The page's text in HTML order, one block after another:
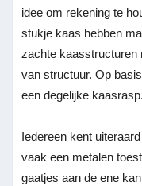
idee om rekening te
stukje kaas hebben
zachte kaasstructuren
van structuur. Op
een degelijke kaasrasp.
Iedereen kent
vaak een metalen
gaatjes aan de ene